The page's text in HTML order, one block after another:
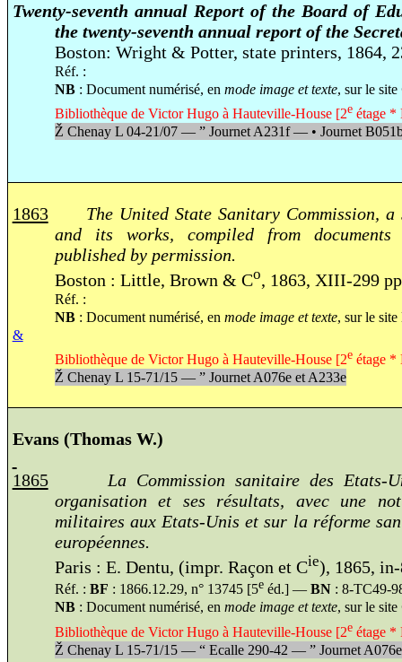
Twenty-seventh annual Report of the Board of
the twenty-seventh annual report of the
Boston: Wright & Potter, state printers, 1864,
Réf. :
NB: Document numérisé, en mode image et texte, sur le site
Bibliothèque de Victor Hugo à Hauteville-House [2eétage *
Ž Chenay L 04-21/07 — ”Journet A231f — • Journet
1863
The United State Sanitary Commission,
and its works, compiled from
published by permission.
Boston : Little, Brown & Co, 1863, XIII-299
Réf. :
NB: Document numérisé, en mode image et texte, sur le site
&
Bibliothèque de Victor Hugo à Hauteville-House [2eétage *
Ž Chenay L 15-71/15 — ”Journet A076e et A233e
Evans (Thomas W.)
1865 La Commission sanitaire des Etats-
organisation et ses résultats, avec une
militaires aux Etats-Unis et sur la réforme
européennes.
Paris : E. Dentu, (impr. Raçon et Cie), 1865,
Réf. : BF : 1866.12.29, n° 13745 [5eéd.] — BN: 8-TC49-
NB: Document numérisé, en mode image et texte, sur le site
Bibliothèque de Victor Hugo à Hauteville-House [2eétage *
Ž Chenay L 15-71/15 — “Ecalle 290-42 — ”Journet A076e